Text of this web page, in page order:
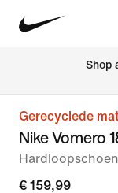
Shop
Gerecyclede
Nike Vomero
€ 159,99